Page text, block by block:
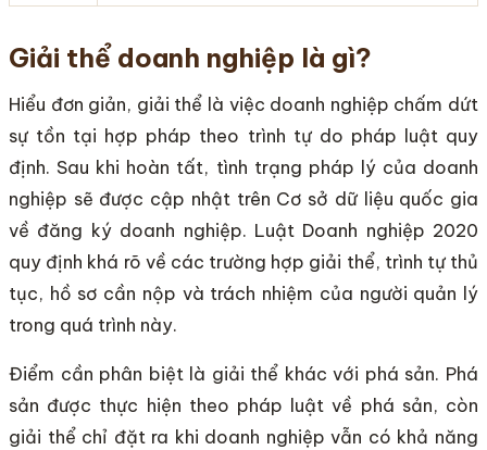
Giải thể doanh nghiệp là gì?
Hiểu đơn giản, giải thể là việc doanh nghiệp chấm dứt
sự tồn tại hợp pháp theo trình tự do pháp luật quy
định. Sau khi hoàn tất, tình trạng pháp lý của doanh
nghiệp sẽ được cập nhật trên Cơ sở dữ liệu quốc gia
về đăng ký doanh nghiệp. Luật Doanh nghiệp 2020
quy định khá rõ về các trường hợp giải thể, trình tự thủ
tục, hồ sơ cần nộp và trách nhiệm của người quản lý
trong quá trình này.
Điểm cần phân biệt là giải thể khác với phá sản. Phá
sản được thực hiện theo pháp luật về phá sản, còn
giải thể chỉ đặt ra khi doanh nghiệp vẫn có khả năng